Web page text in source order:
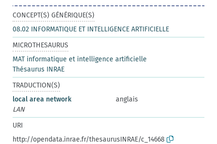
CONCEPT(S) GÉNÉRIQUE(S)
08.02 INFORMATIQUE ET INTELLIGENCE ARTIFICIELLE
MICROTHESAURUS
MAT informatique et intelligence artificielle
Thésaurus INRAE
TRADUCTION(S)
local area network
anglais
LAN
URI
http://opendata.inrae.fr/thesaurusINRAE/c_14668